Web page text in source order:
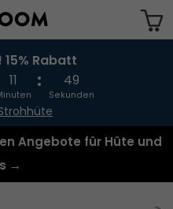
Ihren Warenkorb
Rabatt
11 48
Sekunden
Angebote für Hüte und
→